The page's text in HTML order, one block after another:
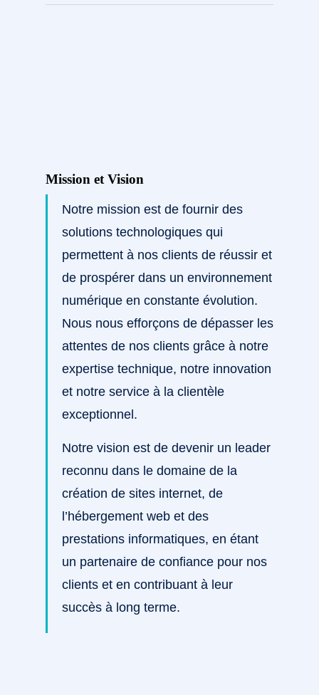
Mission et Vision
Notre mission est de fournir des
solutions technologiques qui
permettent à nos clients de réussir et
de prospérer dans un environnement
numérique en constante évolution.
Nous nous efforçons de dépasser les
attentes de nos clients grâce à notre
expertise technique, notre innovation
et notre service à la clientèle
exceptionnel.
Notre vision est de devenir un leader
reconnu dans le domaine de la
création de sites internet, de
l’hébergement web et des
prestations informatiques, en étant
un partenaire de confiance pour nos
clients et en contribuant à leur
succès à long terme.